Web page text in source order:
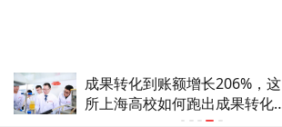
成果转化到账额增长206%，这
所上海高校如何跑出成果转化